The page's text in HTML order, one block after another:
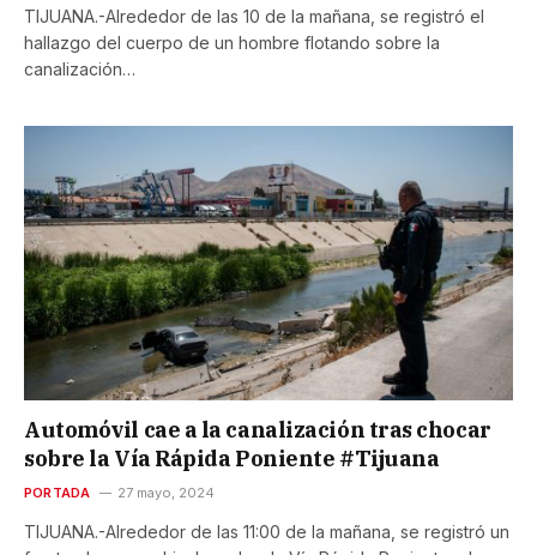
TIJUANA.-Alrededor de las 10 de la mañana, se registró el
hallazgo del cuerpo de un hombre flotando sobre la
canalización…
Automóvil cae a la canalización tras chocar
sobre la Vía Rápida Poniente #Tijuana
PORTADA 27 mayo, 2024
TIJUANA.-Alrededor de las 11:00 de la mañana, se registró un